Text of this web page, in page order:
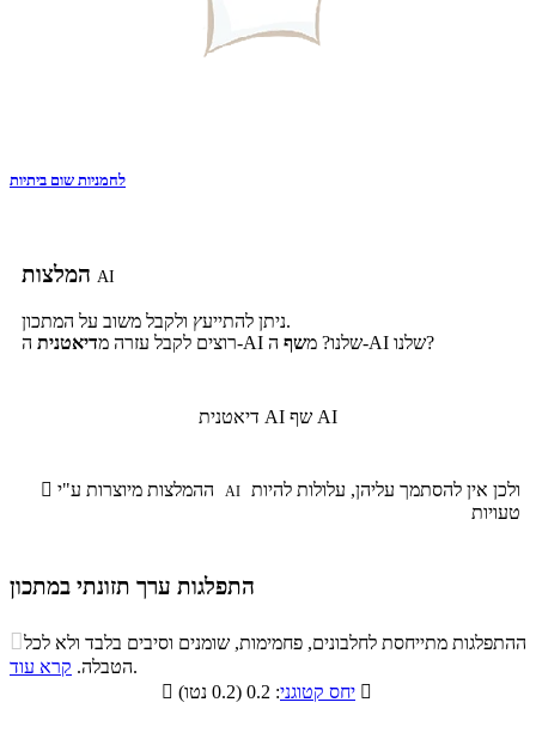
לחמניות שום ביתיות
AI
ניתן להתייעץ ולקבל משוב על המתכון.
רוצים לקבל עזרה מדיאטנית ה-AI שלנו? משף ה-AI שלנו?
דיאטנית AI שף AI
 AI
טעויות
התפלגות ערך תזונתי במתכון
התפלגות ערך תזונתי במתכון
סיבים
תזונתיים
שומנים חלבונים
73.2%
ההתפלגות מתייחסת לחלבונים, פחמימות, שומנים וסיבים בלבד ולא לכל
הטבלה. קרא עוד
.

יחס קטוגני 